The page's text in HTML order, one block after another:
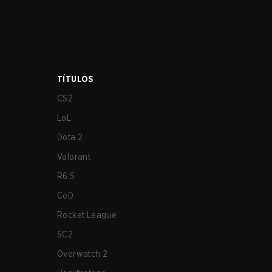
TÍTULOS
CS2
LoL
Dota 2
Valorant
R6:S
CoD
Rocket League
SC2
Overwatch 2